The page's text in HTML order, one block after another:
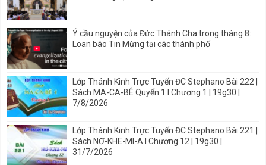
Ý cầu nguyện của Đức Thánh Cha trong tháng 8:
Loan báo Tin Mừng tại các thành phố
Lớp Thánh Kinh Trực Tuyến ĐC Stephano Bài 222 |
Sách MA-CA-BÊ Quyển 1 I Chương 1 | 19g30 |
7/8/2026
Lớp Thánh Kinh Trực Tuyến ĐC Stephano Bài 221 |
Sách NƠ-KHE-MI-A I Chương 12 | 19g30 |
31/7/2026